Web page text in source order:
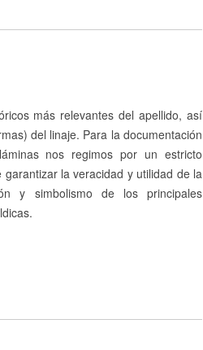
más relevantes del apellido, así
del linaje. Para la documentación
nos regimos por un estricto
la veracidad y utilidad de la
y simbolismo de los principales